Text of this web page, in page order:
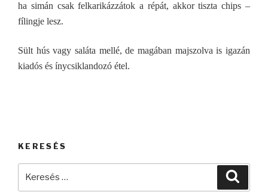
ha simán csak felkarikázzátok a répát, akkor tiszta chips –
fílingje lesz.
Sült hús vagy saláta mellé, de magában majszolva is igazán
kiadós és ínycsiklandozó étel.
KERESÉS